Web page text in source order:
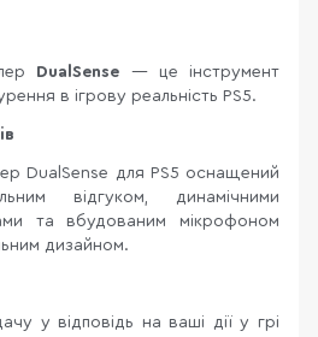
DualSense — це інструмент
в ігрову реальність PS5.
DualSense для PS5 оснащений
відгуком, динамічними
та вбудованим мікрофоном
дизайном.
у відповідь на ваші дії у грі